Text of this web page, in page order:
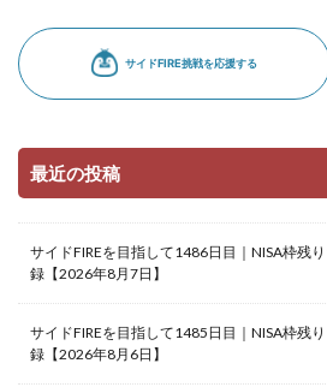
最近の投稿
サイドFIREを目指して1486日目｜NISA枠残
録【2026年8月7日】
サイドFIREを目指して1485日目｜NISA枠残
録【2026年8月6日】